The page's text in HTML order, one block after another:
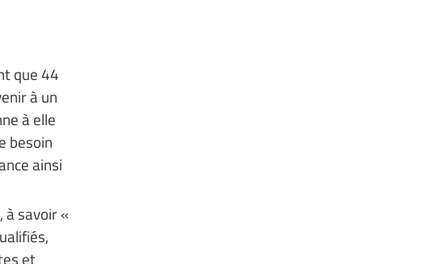
que 44
à un
à elle
besoin
ainsi
à savoir «
et